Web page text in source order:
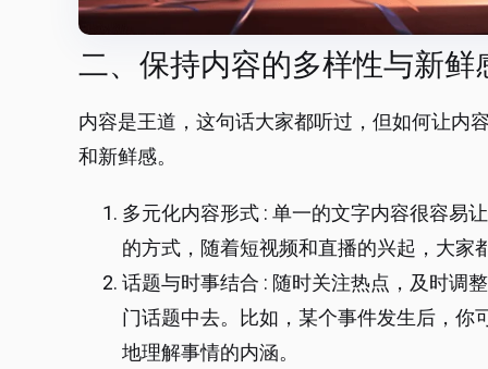
二、保持内容的多样性与新鲜
内容是王道，这句话大家都听过，但如何让内
和新鲜感。
多元化内容形式 : 单一的文字内容很容易
的方式，随着短视频和直播的兴起，大家
话题与时事结合 : 随时关注热点，及时调
门话题中去。比如，某个事件发生后，你
地理解事情的内涵。